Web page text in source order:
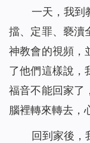
一天，我到
擋、定罪、褻瀆
神教會的視頻，
了他們這樣說，
福音不能回家了
腦裡轉來轉去，
回到家後，